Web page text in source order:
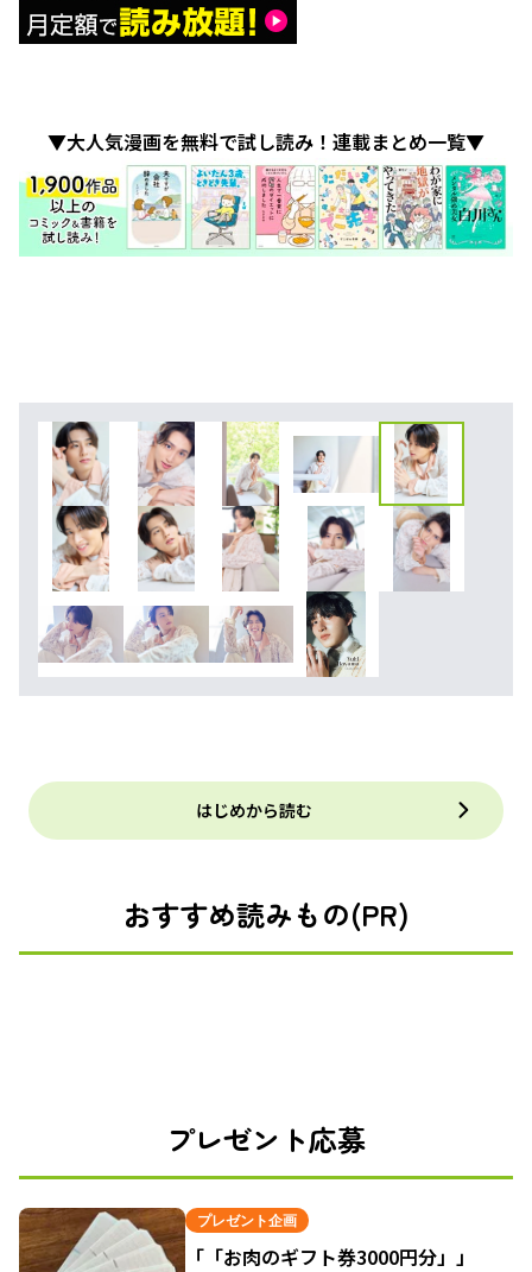
▼大人気漫画を無料で試し読み！連載まとめ一覧▼
はじめから読む
おすすめ読みもの(PR)
プレゼント応募
プレゼント企画
「「お肉のギフト券3000円分」」